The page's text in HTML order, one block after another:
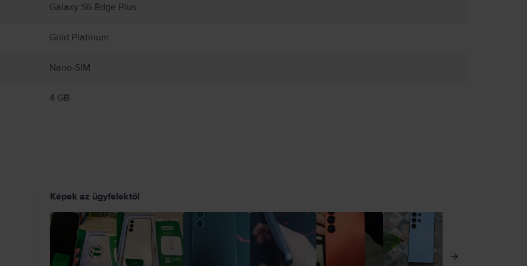
Galaxy S6 Edge Plus
Gold Platinum
Nano-SIM
4 GB
Képek az ügyfelektől